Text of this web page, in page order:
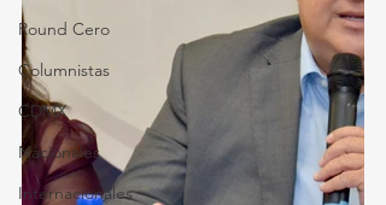
Round Cero
Columnistas
CDMX
Nacionales
Internacionales